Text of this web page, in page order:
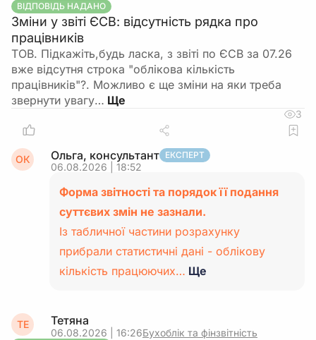
ВІДПОВІДЬ НАДАНО
Зміни у звіті ЄСВ: відсутність рядка про
працівників
ТОВ. Підкажіть,будь ласка, з звіті по ЄСВ за 07.26
вже відсутня строка "облікова кількість
працівників"?. Можливо є ще зміни на яки треба
звернути увагу…
3
ОК Ольга, консультант ЕКСПЕРТ
06.08.2026 | 18:52
Форма звітності та порядок її подання
суттєвих змін не зазнали.
Із табличної частини розрахунку
прибрали статистичні дані - облікову
кількість працюючих… Ще
ТЕ Тетяна
06.08.2026 | 16:26Бухоблік та фінзвітність